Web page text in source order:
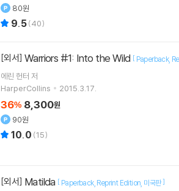
80원
9.5(40)
[외서] Warriors #1: Into the Wild [ Paperback
에린 헌터 저
HarperCollins
2015.3.17.
36% 8,300원
90원
10.0 (15)
[외서] Matilda [ Paperback Reprint Edition 미국판]